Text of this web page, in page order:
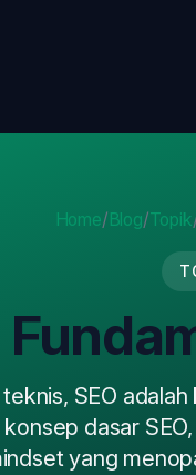
Home/Blog/Topik
SEO
dasar
yang